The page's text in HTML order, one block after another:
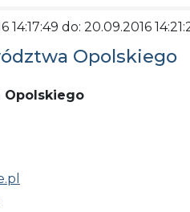
do: 20.09.2016
Opolskiego
Opolskiego